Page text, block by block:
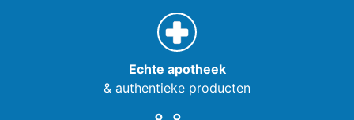
Echte apotheek
& authentieke producten